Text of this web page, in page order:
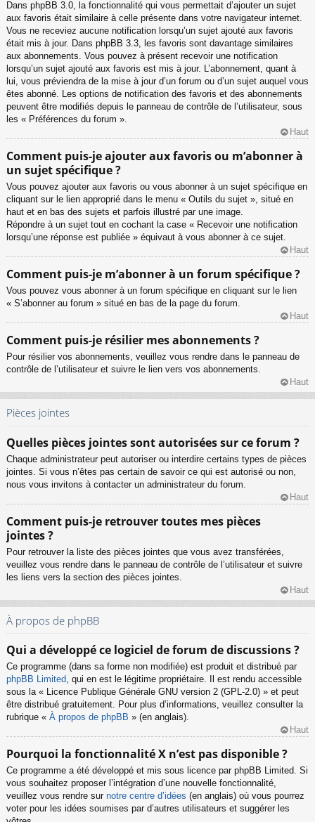
Dans phpBB 3.0, la fonctionnalité qui vous permettait d’ajouter un sujet
aux favoris était similaire à celle présente dans votre navigateur internet.
Vous ne receviez aucune notification lorsqu’un sujet ajouté aux favoris
était mis à jour. Dans phpBB 3.3, les favoris sont davantage similaires
aux abonnements. Vous pouvez à présent recevoir une notification
lorsqu’un sujet ajouté aux favoris est mis à jour. L’abonnement, quant à
lui, vous préviendra de la mise à jour d’un forum ou d’un sujet auquel vous
êtes abonné. Les options de notification des favoris et des abonnements
peuvent être modifiés depuis le panneau de contrôle de l’utilisateur, sous
les « Préférences du forum ».
Haut
Comment puis-je ajouter aux favoris ou m’abonner à
un sujet spécifique ?
Vous pouvez ajouter aux favoris ou vous abonner à un sujet spécifique en
cliquant sur le lien approprié dans le menu « Outils du sujet », situé en
haut et en bas des sujets et parfois illustré par une image.
Répondre à un sujet tout en cochant la case « Recevoir une notification
lorsqu’une réponse est publiée » équivaut à vous abonner à ce sujet.
Haut
Comment puis-je m’abonner à un forum spécifique ?
Vous pouvez vous abonner à un forum spécifique en cliquant sur le lien
« S’abonner au forum » situé en bas de la page du forum.
Haut
Comment puis-je résilier mes abonnements ?
Pour résilier vos abonnements, veuillez vous rendre dans le panneau de
contrôle de l’utilisateur et suivre le lien vers vos abonnements.
Haut
Pièces jointes
Quelles pièces jointes sont autorisées sur ce forum ?
Chaque administrateur peut autoriser ou interdire certains types de pièces
jointes. Si vous n’êtes pas certain de savoir ce qui est autorisé ou non,
nous vous invitons à contacter un administrateur du forum.
Haut
Comment puis-je retrouver toutes mes pièces
jointes ?
Pour retrouver la liste des pièces jointes que vous avez transférées,
veuillez vous rendre dans le panneau de contrôle de l’utilisateur et suivre
les liens vers la section des pièces jointes.
Haut
À propos de phpBB
Qui a développé ce logiciel de forum de discussions ?
Ce programme (dans sa forme non modifiée) est produit et distribué par
phpBB Limited, qui en est le légitime propriétaire. Il est rendu accessible
sous la « Licence Publique Générale GNU version 2 (GPL-2.0) » et peut
être distribué gratuitement. Pour plus d’informations, veuillez consulter la
rubrique « À propos de phpBB » (en anglais).
Haut
Pourquoi la fonctionnalité X n’est pas disponible ?
Ce programme a été développé et mis sous licence par phpBB Limited. Si
vous souhaitez proposer l’intégration d’une nouvelle fonctionnalité,
veuillez vous rendre sur notre centre d’idées (en anglais) où vous pourrez
voter pour les idées soumises par d’autres utilisateurs et suggérer les